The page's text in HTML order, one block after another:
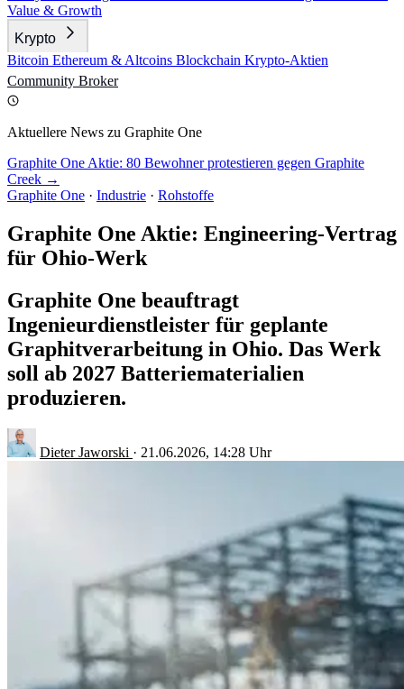
Value & Growth
Krypto
Bitcoin Ethereum & Altcoins Blockchain Krypto-Aktien
Community Broker
Aktuellere News zu Graphite One
Graphite One Aktie: 80 Bewohner protestieren gegen Graphite
Creek →
Graphite One · Industrie · Rohstoffe
Graphite One Aktie: Engineering-Vertrag
für Ohio-Werk
Graphite One beauftragt
Ingenieurdienstleister für geplante
Graphitverarbeitung in Ohio. Das Werk
soll ab 2027 Batteriematerialien
produzieren.
Dieter Jaworski · 21.06.2026, 14:28 Uhr